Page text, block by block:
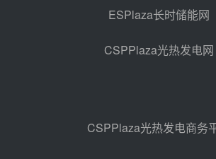
亚核阀业中标天
热发电工程EPC
止阀、熔盐三偏心
08-05 17:15
包项目熔盐介质超
08-05 17:09
ESPlaza长时储能网
CSPPlaza光热发电网
CSPPlaza光热发电商务